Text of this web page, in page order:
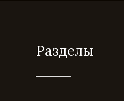
Разделы